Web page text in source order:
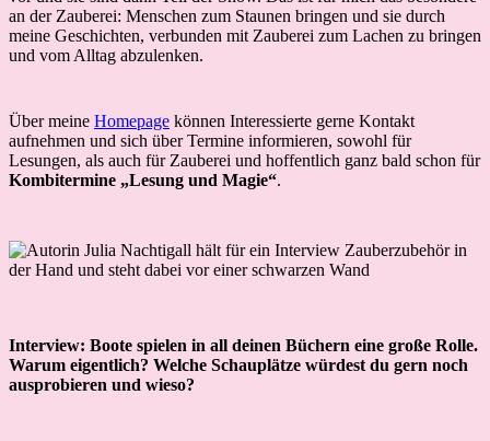
an der Zauberei: Menschen zum Staunen bringen und sie durch
meine Geschichten, verbunden mit Zauberei zum Lachen zu bringen
und vom Alltag abzulenken.
Über meine Homepage können Interessierte gerne Kontakt
aufnehmen und sich über Termine informieren, sowohl für
Lesungen, als auch für Zauberei und hoffentlich ganz bald schon für
Kombitermine „Lesung und Magie“.
Interview: Boote spielen in all deinen Büchern eine große Rolle.
Warum eigentlich? Welche Schauplätze würdest du gern noch
ausprobieren und wieso?